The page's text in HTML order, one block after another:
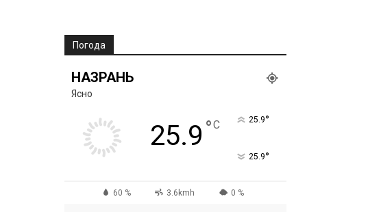
Погода
НАЗРАНЬ
Ясно
25.9 °C 25.9°
25.9°
60 % 3.6kmh 0 %